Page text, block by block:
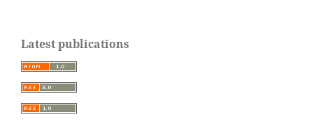
Latest publications